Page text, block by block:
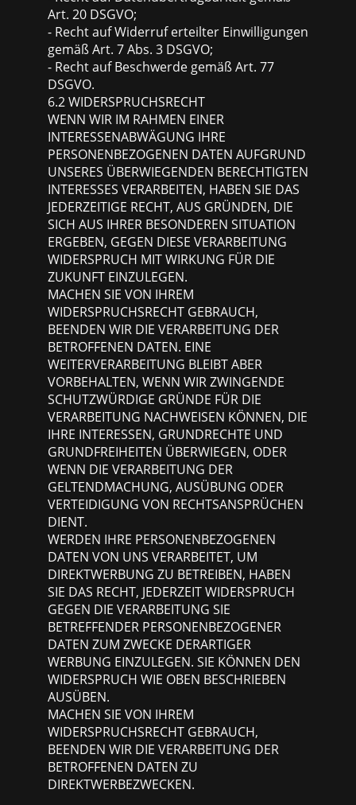
Art. 20 DSGVO;
- Recht auf Widerruf erteilter Einwilligungen
gemäß Art. 7 Abs. 3 DSGVO;
- Recht auf Beschwerde gemäß Art. 77
DSGVO.
6.2 WIDERSPRUCHSRECHT
WENN WIR IM RAHMEN EINER
INTERESSENABWÄGUNG IHRE
PERSONENBEZOGENEN DATEN AUFGRUND
UNSERES ÜBERWIEGENDEN BERECHTIGTEN
INTERESSES VERARBEITEN, HABEN SIE DAS
JEDERZEITIGE RECHT, AUS GRÜNDEN, DIE
SICH AUS IHRER BESONDEREN SITUATION
ERGEBEN, GEGEN DIESE VERARBEITUNG
WIDERSPRUCH MIT WIRKUNG FÜR DIE
ZUKUNFT EINZULEGEN.
MACHEN SIE VON IHREM
WIDERSPRUCHSRECHT GEBRAUCH,
BEENDEN WIR DIE VERARBEITUNG DER
BETROFFENEN DATEN. EINE
WEITERVERARBEITUNG BLEIBT ABER
VORBEHALTEN, WENN WIR ZWINGENDE
SCHUTZWÜRDIGE GRÜNDE FÜR DIE
VERARBEITUNG NACHWEISEN KÖNNEN, DIE
IHRE INTERESSEN, GRUNDRECHTE UND
GRUNDFREIHEITEN ÜBERWIEGEN, ODER
WENN DIE VERARBEITUNG DER
GELTENDMACHUNG, AUSÜBUNG ODER
VERTEIDIGUNG VON RECHTSANSPRÜCHEN
DIENT.
WERDEN IHRE PERSONENBEZOGENEN
DATEN VON UNS VERARBEITET, UM
DIREKTWERBUNG ZU BETREIBEN, HABEN
SIE DAS RECHT, JEDERZEIT WIDERSPRUCH
GEGEN DIE VERARBEITUNG SIE
BETREFFENDER PERSONENBEZOGENER
DATEN ZUM ZWECKE DERARTIGER
WERBUNG EINZULEGEN. SIE KÖNNEN DEN
WIDERSPRUCH WIE OBEN BESCHRIEBEN
AUSÜBEN.
MACHEN SIE VON IHREM
WIDERSPRUCHSRECHT GEBRAUCH,
BEENDEN WIR DIE VERARBEITUNG DER
BETROFFENEN DATEN ZU
DIREKTWERBEZWECKEN.